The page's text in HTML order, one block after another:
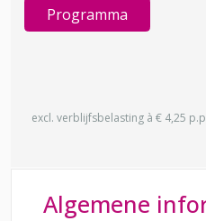
Programma
excl. verblijfsbelasting à € 4,25
Algemene